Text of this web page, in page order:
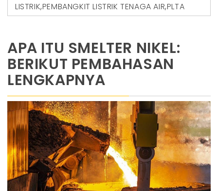
LISTRIK,PEMBANGKIT LISTRIK TENAGA AIR,PLTA
APA ITU SMELTER NIKEL:
BERIKUT PEMBAHASAN
LENGKAPNYA